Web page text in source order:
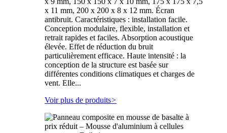
x 11 mm, 200 x 200 x 8 x 12 mm. Écran
antibruit. Caractéristiques : installation facile.
Conception modulaire, flexible, installation et
retrait rapides et faciles. Absorption acoustique
élevée. Effet de réduction du bruit
particulièrement efficace. Haute intensité : la
conception de la structure est basée sur
différentes conditions climatiques et charges de
vent. Elle...
Voir plus de produits>